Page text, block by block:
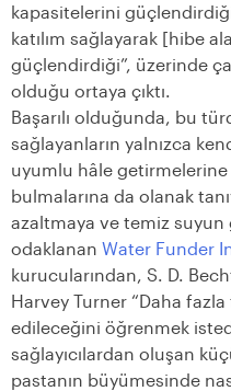
kapasitelerini
katılım sağlayarak [hibe
güçlendirdiği”, üzerinde
olduğu ortaya çıktı.
Başarılı olduğunda, bu
sağlayanların yalnızca
uyumlu hâle getirmelerine
bulmalarına da olanak
azaltmaya ve temiz
odaklanan Water Funder
kurucularından, S. D.
Harvey Turner “Daha fazla
edileceğini öğrenmek
sağlayıcılardan oluşan
pastanın büyümesinde